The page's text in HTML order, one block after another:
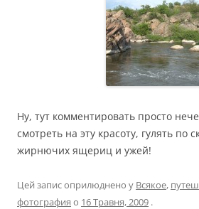
Ну, тут комментировать просто
смотреть на эту красоту, гулять по
жирнючих ящериц и ужей!
Цей запис оприлюднено у Всякое,
фотография о 16 Травня, 2009 .